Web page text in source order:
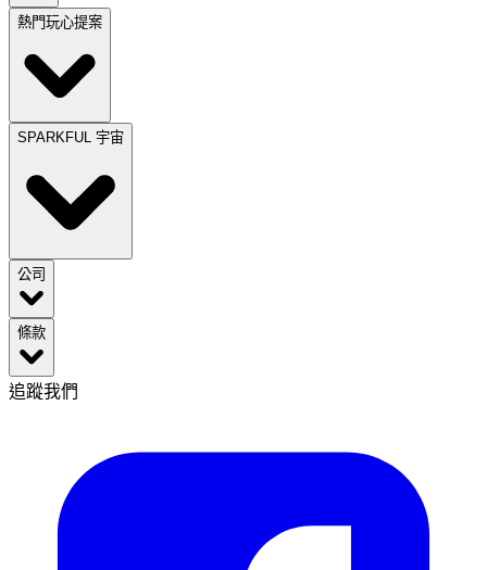
熱門玩心提案
SPARKFUL 宇宙
公司
條款
追蹤我們